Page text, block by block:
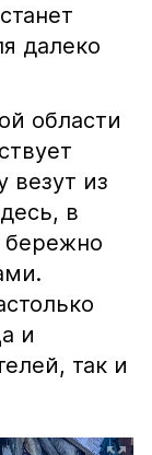
далеко
области
везут из
в
бережно
и
так и